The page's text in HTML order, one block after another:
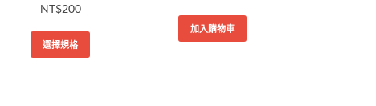
NT$200
選擇規格
加入購物車